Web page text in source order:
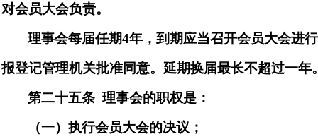
对会员大会负责。
理事会每届任期4年，到期应当召开会员大会进
报登记管理机关批准同意。延期换届最长不超过一年
第二十五条 理事会的职权是：
（一）执行会员大会的决议；